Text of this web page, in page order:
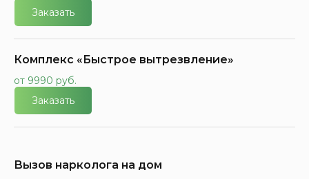
Заказать
Комплекс «Быстрое вытрезвление»
от 9990 руб.
Заказать
Вызов нарколога на дом